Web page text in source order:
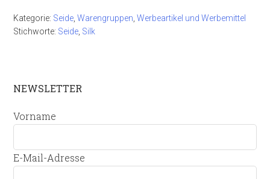
Kategorie: Seide ,Warengruppen ,Werbeartikel und Werbemittel
Stichworte: Seide Silk
NEWSLETTER
Vorname
E-Mail-Adresse